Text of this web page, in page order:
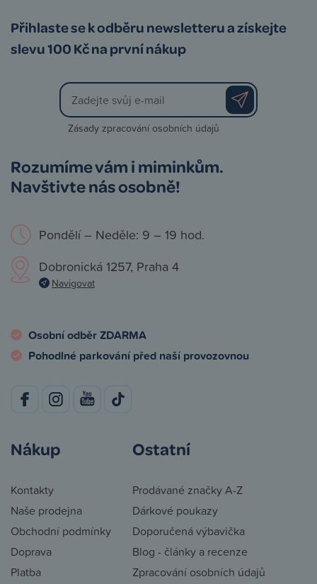
Přihlaste se k odběru newsletteru a získejte
slevu 100 Kč na první nákup
Zásady zpracování osobních údajů
Rozumíme vám i miminkům.
Navštivte nás osobně!
Pondělí – Neděle: 9 – 19 hod.
Dobronická 1257, Praha 4
Navigovat
Osobní odběr ZDARMA
Pohodlné parkování před naší provozovnou
Nákup
Kontakty
Naše prodejna
Obchodní podmínky
Doprava
Platba
Ostatní
Prodávané značky A-Z
Dárkové poukazy
Doporučená výbavička
Blog - články a recenze
Zpracování osobních údajů